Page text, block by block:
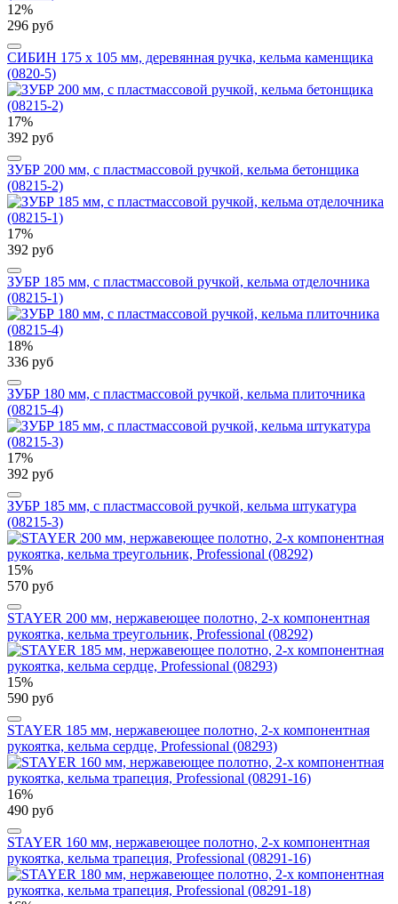
12%
296 руб
СИБИН 175 х 105 мм, деревянная ручка, кельма каменщика
(0820-5)
17%
392 руб
ЗУБР 200 мм, с пластмассовой ручкой, кельма бетонщика
(08215-2)
17%
392 руб
ЗУБР 185 мм, с пластмассовой ручкой, кельма отделочника
(08215-1)
18%
336 руб
ЗУБР 180 мм, с пластмассовой ручкой, кельма плиточника
(08215-4)
17%
392 руб
ЗУБР 185 мм, с пластмассовой ручкой, кельма штукатура
(08215-3)
15%
570 руб
STAYER 200 мм, нержавеющее полотно, 2-х компонентная
рукоятка, кельма треугольник, Professional (08292)
15%
590 руб
STAYER 185 мм, нержавеющее полотно, 2-х компонентная
рукоятка, кельма сердце, Professional (08293)
16%
490 руб
STAYER 160 мм, нержавеющее полотно, 2-х компонентная
рукоятка, кельма трапеция, Professional (08291-16)